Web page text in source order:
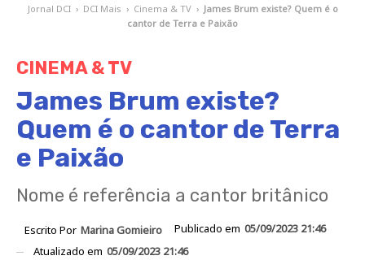
Jornal DCI › DCI Mais › Cinema & TV › James Brum existe? Quem é o
cantor de Terra e Paixão
CINEMA & TV
James Brum existe?
Quem é o cantor de Terra
e Paixão
Nome é referência a cantor britânico
Escrito Por Marina Gomieiro Publicado em 05/09/2023 21:46
Atualizado em 05/09/2023 21:46